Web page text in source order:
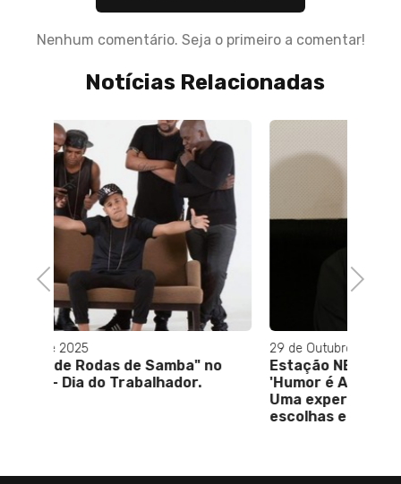
Nenhum comentário. Seja o primeiro a comentar!
Notícias Relacionadas
Previous
29 de Outubro de 2023
Estação NET Botafogo apresenta:
'Humor é Amor' com Raul de Orofino -
Uma experiência única de risadas,
Next